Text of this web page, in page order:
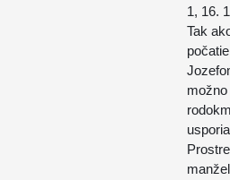
1, 16.
Tak